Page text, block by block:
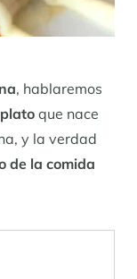
, hablaremos
plato que nace
y la verdad
de la comida